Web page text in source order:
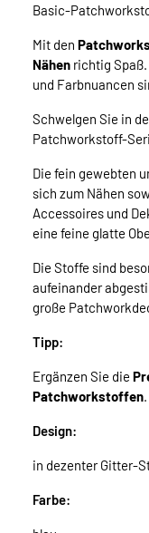
Basic-
Mit den
Nähen richtig
und Farbnuancen
Schwelgen Sie in
Patchworkstoff-
Die fein gewebten
sich zum Nähen
Accessoires und
eine feine glatte
Die Stoffe sind
aufeinander
große
Tipp:
Ergänzen Sie die
Patchworkstoffen.
Design:
in dezenter Gitter-
Farbe: